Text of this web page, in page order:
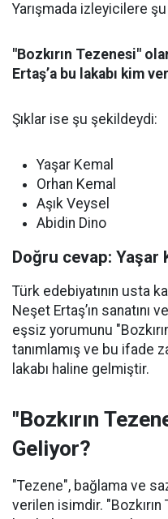
Yarışmada izleyicilere
"Bozkırın Tezenesi"
Ertaş’a bu lakabı kim
Şıklar ise şu şekildeydi:
Yaşar Kemal
Orhan Kemal
Aşık Veysel
Abidin Dino
Doğru cevap: Yaşar
Türk edebiyatının usta
Neşet Ertaş’ın sanatını
eşsiz yorumunu
tanımlamış ve bu ifade
lakabı haline gelmiştir.
"Bozkırın
Geliyor?
"Tezene", bağlama ve
verilen isimdir.